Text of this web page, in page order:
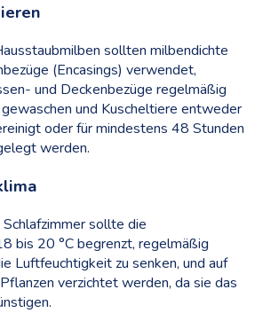
sollten milbendichte
(Encasings) verwendet,
und Deckenbezüge regelmäßig
und Kuscheltiere entweder
oder für mindestens 48 Stunden
werden.
sollte die
bis 20 °C begrenzt, regelmäßig
Luftfeuchtigkeit zu senken, und auf
verzichtet werden, da sie das